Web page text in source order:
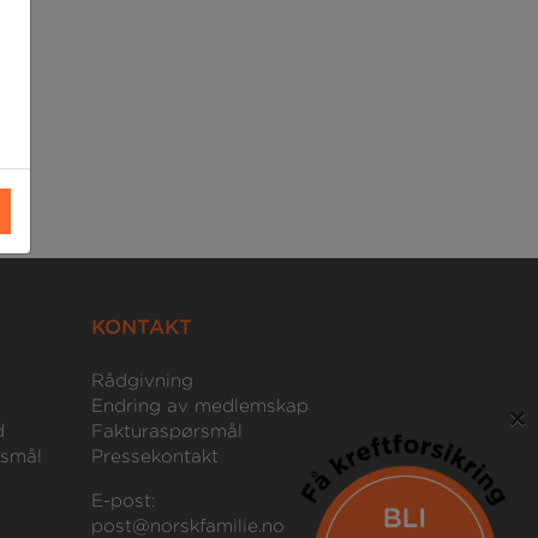
KONTAKT
Rådgivning
Endring av medlemskap
Fakturaspørsmål
Pressekontakt
E-post:
post@norskfamilie.no
×